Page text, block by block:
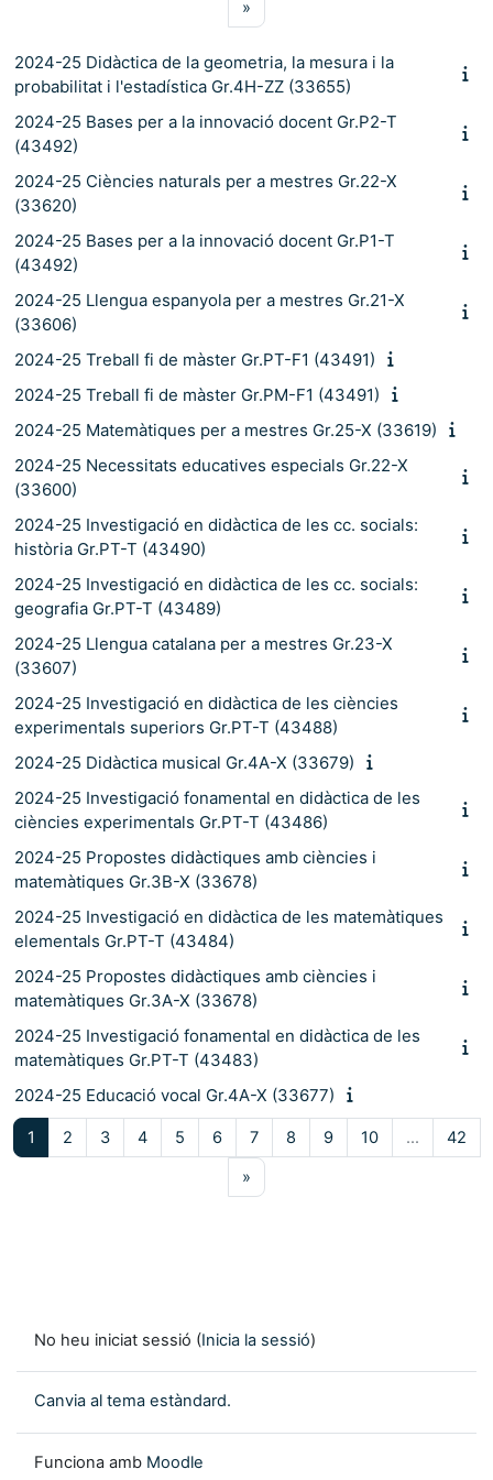
»Pàgina següent
2024-25 Didàctica de la geometria, la mesura i la
probabilitat i l'estadística Gr.4H-ZZ (33655)
2024-25 Bases per a la innovació docent Gr.P2-T
(43492)
2024-25 Ciències naturals per a mestres Gr.22-X
(33620)
2024-25 Bases per a la innovació docent Gr.P1-T
(43492)
2024-25 Llengua espanyola per a mestres Gr.21-X
(33606)
2024-25 Treball fi de màster Gr.PT-F1 (43491)
2024-25 Treball fi de màster Gr.PM-F1 (43491)
2024-25 Matemàtiques per a mestres Gr.25-X (33619)
2024-25 Necessitats educatives especials Gr.22-X
(33600)
2024-25 Investigació en didàctica de les cc. socials:
història Gr.PT-T (43490)
2024-25 Investigació en didàctica de les cc. socials:
geografia Gr.PT-T (43489)
2024-25 Llengua catalana per a mestres Gr.23-X
(33607)
2024-25 Investigació en didàctica de les ciències
experimentals superiors Gr.PT-T (43488)
2024-25 Didàctica musical Gr.4A-X (33679)
2024-25 Investigació fonamental en didàctica de les
ciències experimentals Gr.PT-T (43486)
2024-25 Propostes didàctiques amb ciències i
matemàtiques Gr.3B-X (33678)
2024-25 Investigació en didàctica de les matemàtiques
elementals Gr.PT-T (43484)
2024-25 Propostes didàctiques amb ciències i
matemàtiques Gr.3A-X (33678)
2024-25 Investigació fonamental en didàctica de les
matemàtiques Gr.PT-T (43483)
2024-25 Educació vocal Gr.4A-X (33677)
1 Pàgina 1
2Pàgina 2
3Pàgina 3
4Pàgina 4
5Pàgina 5
6Pàgina 6
7Pàgina 7
8Pàgina 8
9Pàgina 9
10Pàgina 10
… 42
»Pàgina següent
No heu iniciat sessió (Inicia la sessió)
Canvia al tema estàndard.
Funciona amb Moodle